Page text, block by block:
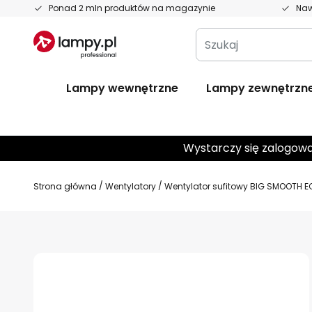
Ponad 2 mln produktów na magazynie
Przejdź
treści
Szukaj
Lampy wewnętrzne Lampy
Wystarczy się
Strona główna Wentylatory Wentylator sufitowy BIG SMOOTH